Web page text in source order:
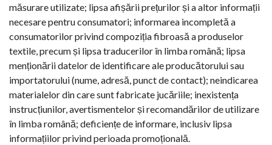
măsurare utilizate; lipsa afișării prețurilor și a altor informații
necesare pentru consumatori; informarea incompletă a
consumatorilor privind compoziția fibroasă a produselor
textile, precum și lipsa traducerilor în limba română; lipsa
menționării datelor de identificare ale producătorului sau
importatorului (nume, adresă, punct de contact); neindicarea
materialelor din care sunt fabricate jucăriile; inexistența
instrucțiunilor, avertismentelor și recomandărilor de utilizare
în limba română; deficiențe de informare, inclusiv lipsa
informațiilor privind perioada promoțională.